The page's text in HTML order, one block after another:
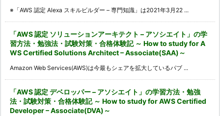
※「AWS 認定 Alexa スキルビルダー – 専門知識」は2021年3月22 ...
「AWS 認定 ソリューションアーキテクト – アソシエイト」の学
習方法・勉強法・試験対策・合格体験記 ～ How to study for A
WS Certified Solutions Architect – Associate(SAA)～
Amazon Web Services(AWS)は今最もシェアを拡大しているパブ ...
「AWS 認定 デベロッパー – アソシエイト」の学習方法・勉強
法・試験対策・合格体験記 ～ How to study for AWS Certified
Developer – Associate(DVA)～